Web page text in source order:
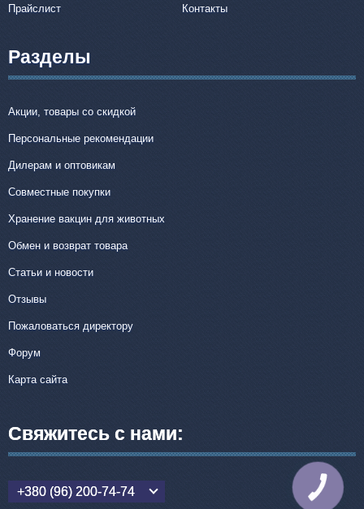
Прайслист
Контакты
Разделы
Акции, товары со скидкой
Персональные рекомендации
Дилерам и оптовикам
Совместные покупки
Хранение вакцин для животных
Обмен и возврат товара
Статьи и новости
Отзывы
Пожаловаться директору
Форум
Карта сайта
Свяжитесь с нами:
+380 (96) 200-74-74
КНОПКА
СВЯЗИ